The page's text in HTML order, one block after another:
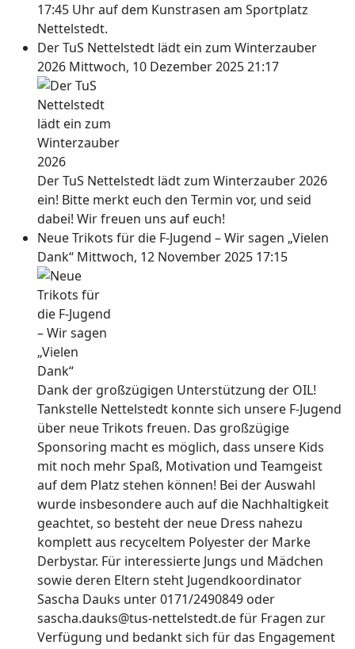
17:45 Uhr auf dem Kunstrasen am Sportplatz
Nettelstedt.
Der TuS Nettelstedt lädt ein zum Winterzauber
2026 Mittwoch, 10 Dezember 2025 21:17
Der TuS Nettelstedt lädt zum Winterzauber 2026
ein! Bitte merkt euch den Termin vor, und seid
dabei! Wir freuen uns auf euch!
Neue Trikots für die F-Jugend – Wir sagen „Vielen
Dank“ Mittwoch, 12 November 2025 17:15
Dank der großzügigen Unterstützung der OIL!
Tankstelle Nettelstedt konnte sich unsere F-Jugend
über neue Trikots freuen. Das großzügige
Sponsoring macht es möglich, dass unsere Kids
mit noch mehr Spaß, Motivation und Teamgeist
auf dem Platz stehen können! Bei der Auswahl
wurde insbesondere auch auf die Nachhaltigkeit
geachtet, so besteht der neue Dress nahezu
komplett aus recyceltem Polyester der Marke
Derbystar. Für interessierte Jungs und Mädchen
sowie deren Eltern steht Jugendkoordinator
Sascha Dauks unter 0171/2490849 oder
sascha.dauks@tus-nettelstedt.de für Fragen zur
Verfügung und bedankt sich für das Engagement